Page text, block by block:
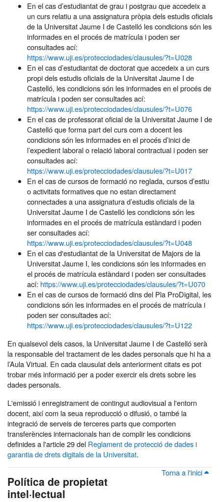
En el cas d’estudiantat de grau i postgrau que accedeix a
un curs relatiu a una assignatura pròpia dels estudis oficials
de la Universitat Jaume I de Castelló les condicions són les
informades en el procés de matrícula i poden ser
consultades ací:
https://www.uji.es/protecciodades/clausules/?t=U028
En el cas d’estudiantat de doctorat que accedeix a un curs
propi dels estudis oficials de la Universitat Jaume I de
Castelló, les condicions són les informades en el procés de
matrícula i poden ser consultades ací:
https://www.uji.es/protecciodades/clausules/?t=U076
En el cas de professorat oficial de la Universitat Jaume I de
Castelló que forma part del curs com a docent les
condicions són les informades en el procés d’inici de
l’expedient laboral o relació laboral contractual i poden ser
consultades ací:
https://www.uji.es/protecciodades/clausules/?t=U017
En el cas de cursos de formació no reglada, cursos d’estiu
o activitats formatives que no estan directament
connectades a una assignatura d’estudis oficials de la
Universitat Jaume I de Castelló les condicions són les
informades en el procés de matrícula estàndard i poden
ser consultades ací:
https://www.uji.es/protecciodades/clausules/?t=U048
En el cas d'estudiantat de la Universitat de Majors de la
Universitat Jaume I, les condicions són les informades en
el procés de matrícula estàndard i poden ser consultades
ací: https://www.uji.es/protecciodades/clausules/?t=U070
En el cas de cursos de formació dins del Pla ProDigital, les
condicions són les informades en el procés de matrícula i
poden ser consultades ací:
https://www.uji.es/protecciodades/clausules/?t=U122
En qualsevol dels casos, la Universitat Jaume I de Castelló serà
la responsable del tractament de les dades personals que hi ha a
l’Aula Virtual. En cada clausulat dels anteriorment citats es pot
trobar més informació per a poder exercir els drets sobre les
dades personals.
L'emissió i enregistrament de contingut audiovisual a l'entorn
docent, així com la seua reproducció o difusió, o també la
integració de serveis de terceres parts que comporten
transferències internacionals han de complir les condicions
definides a l'article 29 del Reglament de protecció de dades i
garantia de drets digitals de la Universitat.
Torna a l'inici
Política de propietat
intel·lectual